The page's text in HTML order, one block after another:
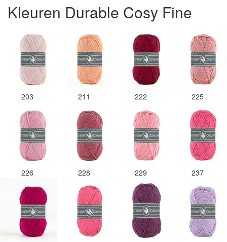
Kleuren Durable Cosy Fine
203 211 222 225
226 228 229 237